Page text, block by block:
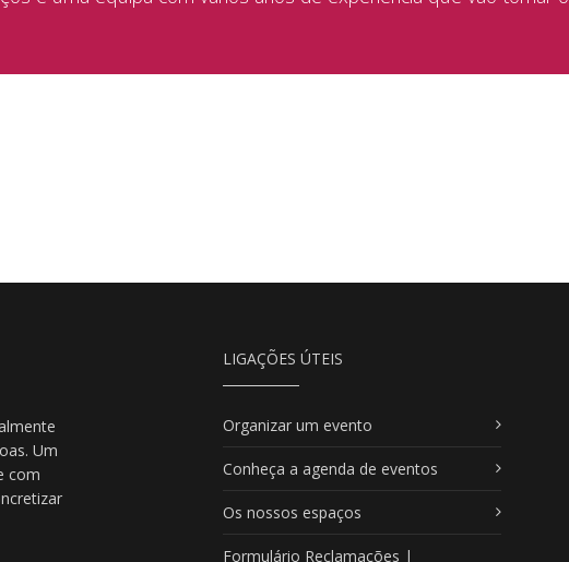
Um
com
LIGAÇÕES ÚTEIS
Organizar um evento
Conheça a agenda de eventos
Os nossos espaços
Formulário Reclamações |